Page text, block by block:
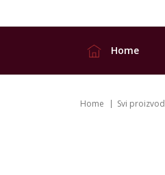
Home
Home Svi